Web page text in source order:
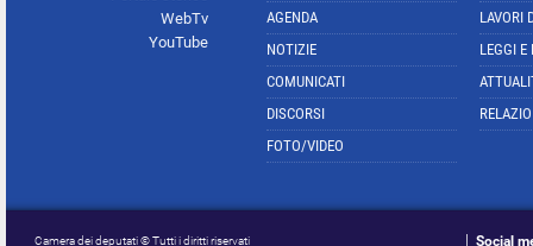
WebTv
YouTube
AGENDA
NOTIZIE
COMUNICATI
DISCORSI
FOTO/VIDEO
LAVORI
LEGGI E
Camera dei deputati © Tutti i diritti riservati Social